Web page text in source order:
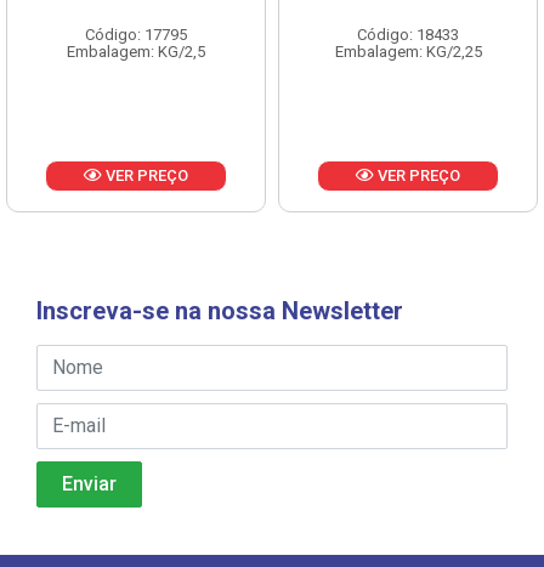
Código: 17795
Embalagem: KG/2,5
VER PREÇO
Código: 18433
Embalagem: KG/2,25
VER PREÇO
Inscreva-se na nossa Newsletter